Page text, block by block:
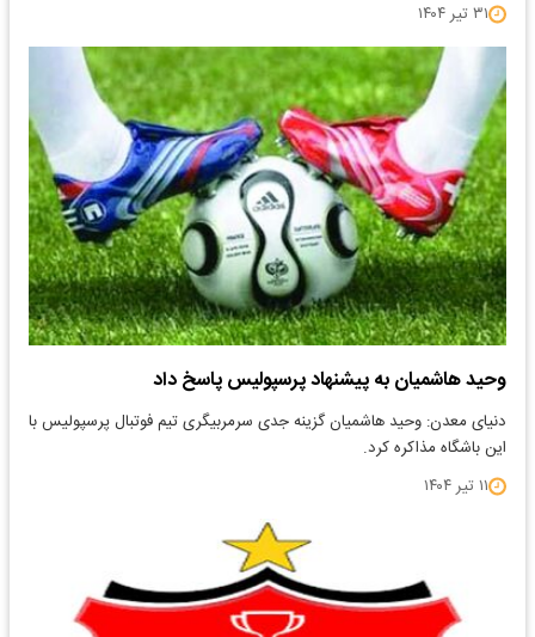
۳۱ تیر ۱۴۰۴
وحید هاشمیان به پیشنهاد پرسپولیس پاسخ داد
دنیای معدن: وحید هاشمیان گزینه جدی سرمربیگری تیم فوتبال پرسپولیس با
این باشگاه مذاکره کرد.
۱۱ تیر ۱۴۰۴